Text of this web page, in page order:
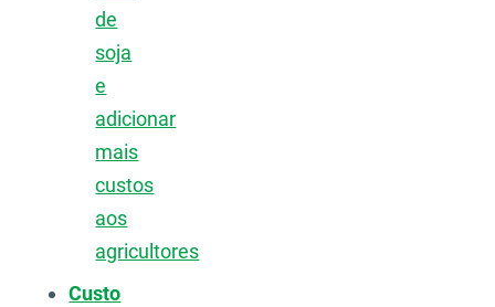
de
soja
e
adicionar
mais
custos
aos
agricultores
Custo